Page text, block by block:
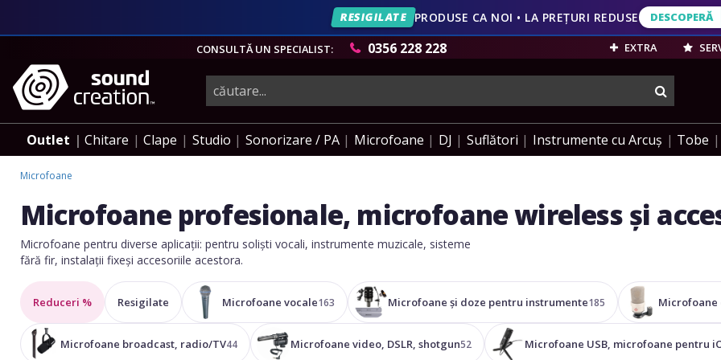
VEZI
RESIGILATE PRODUSE CA NOI • LA PREȚURI REDUSE DESCOPERĂ
ANIVERSARĂ 20 DE ANI • REDUCERI PÂNĂ LA 49% DESCOPERĂ
CONSULTĂ UN SPECIALIST: 0356 228 228 EXTRA
instrumente
muzicale,
echipamente
pro-
audio
Outlet Chitare Clape Studio Sonorizare / PA Microfoane DJ Suflători Instrumente cu Arcuș Tobe
Microfoane
Microfoane profesionale, microfoane wireless și
Microfoane pentru diverse aplicații: pentru soliști vocali, instrumente muzicale, sisteme
fără fir, instalații fixeși accesoriile acestora.
Reduceri % Resigilate Microfoane vocale163 Microfoane și doze pentru instrumente185 Microfoane
Microfoane broadcast, radio/TV44 Microfoane video, DSLR, shotgun52 Microfoane USB, microfoane pentru